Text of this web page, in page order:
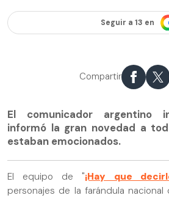
Seguir a 13 en
Compartir
El comunicador argentino
informó la gran novedad a
estaban emocionados.
El equipo de "¡Hay que
personajes de la farándula